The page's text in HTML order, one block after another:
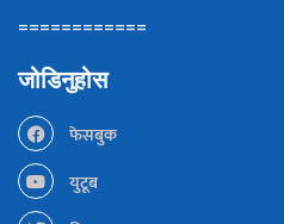
============
जोडिनुहोस
फेसबुक
युटूब